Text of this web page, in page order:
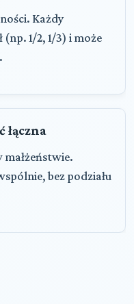
Każdy
(np. 1/2, 1/3) i może
łączna
małżeństwie.
bez podziału